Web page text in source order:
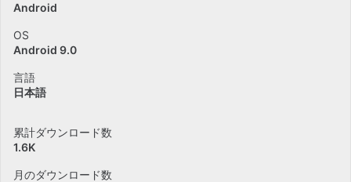
Android
OS
Android 9.0
言語
日本語
累計ダウンロード数
1.6K
月のダウンロード数